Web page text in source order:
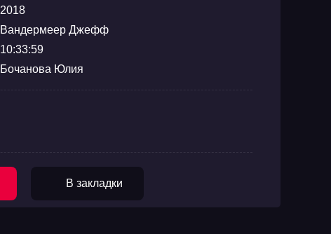
2018
Вандермеер Джефф
10:33:59
Бочанова Юлия
В закладки